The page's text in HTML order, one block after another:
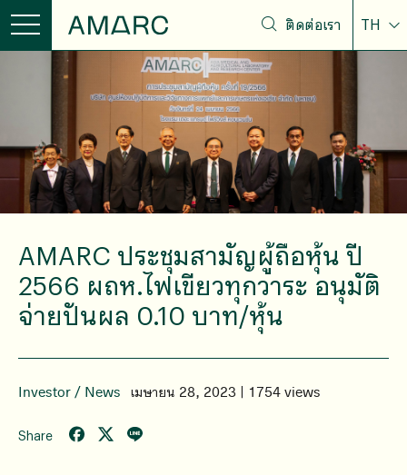
ติดต่อเรา TH
AMARC ประชุมสามัญผู้ถือหุ้น ปี
2566 ผถห.ไฟเขียวทุกวาระ อนุมัติ
จ่ายปันผล 0.10 บาท/หุ้น
Investor / News เมษายน 28, 2023 | 1754 views
Share